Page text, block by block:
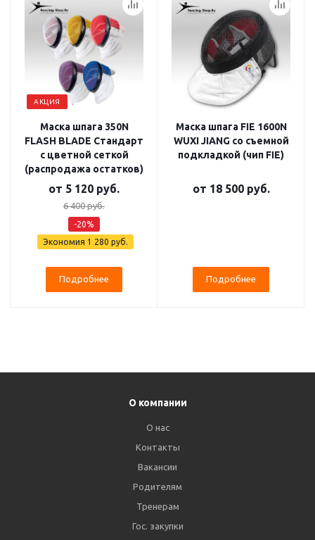
АКЦИЯ
Маска шпага 350N
FLASH BLADE Стандарт
с цветной сеткой
(распродажа остатков)
от 5 120 руб.
6 400 руб.
-20%
Экономия 1 280 руб.
Подробнее
Маска шпага FIE 1600N
WUXI JIANG со съемной
подкладкой (чип FIE)
от 18 500 руб.
Подробнее
О компании
О нас
Контакты
Вакансии
Родителям
Тренерам
Гос. закупки